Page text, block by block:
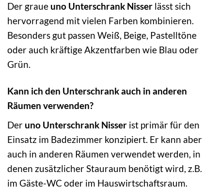
Der graue uno Unterschrank Nisser lässt sich
hervorragend mit vielen Farben kombinieren.
Besonders gut passen Weiß, Beige, Pastelltöne
oder auch kräftige Akzentfarben wie Blau oder
Grün.
Kann ich den Unterschrank auch in anderen
Räumen verwenden?
Der uno Unterschrank Nisser ist primär für den
Einsatz im Badezimmer konzipiert. Er kann aber
auch in anderen Räumen verwendet werden, in
denen zusätzlicher Stauraum benötigt wird, z.B.
im Gäste-WC oder im Hauswirtschaftsraum.